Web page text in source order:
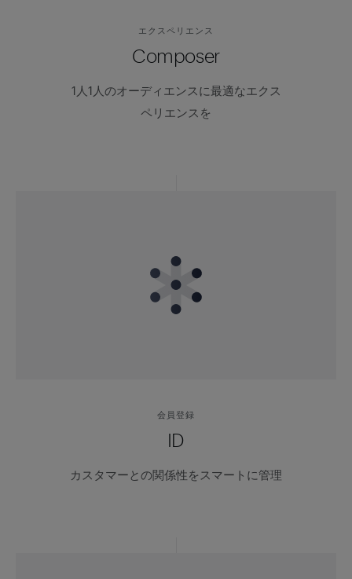
エクスペリエンス
Composer
1人1人のオーディエンスに最適なエクス
ペリエンスを
会員登録
ID
カスタマーとの関係性をスマートに管理